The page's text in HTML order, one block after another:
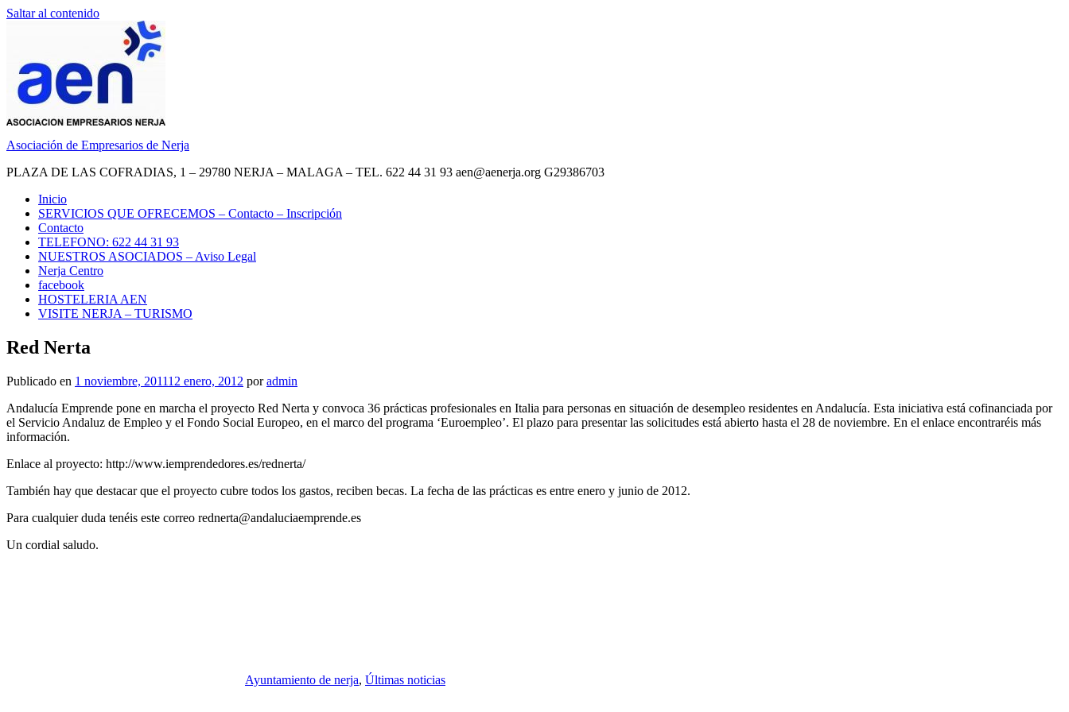
Saltar al contenido
Asociación de Empresarios de Nerja
PLAZA DE LAS COFRADIAS, 1 – 29780 NERJA – MALAGA – TEL. 622 44 31 93 aen@aenerja.org G29386703
Inicio
SERVICIOS QUE OFRECEMOS – Contacto – Inscripción
Contacto
TELEFONO: 622 44 31 93
NUESTROS ASOCIADOS – Aviso Legal
Nerja Centro
facebook
HOSTELERIA AEN
VISITE NERJA – TURISMO
Red Nerta
Publicado en 1 noviembre, 201112 enero, 2012 poradmin
Andalucía Emprende pone en marcha el proyecto Red Nerta y convoca 36 prácticas profesionales en Italia para personas en situación de desempleo residentes en Andalucía. Esta iniciativa está cofinanciada por
el Servicio Andaluz de Empleo y el Fondo Social Europeo, en el marco del programa ‘Euroempleo’. El plazo para presentar las solicitudes está abierto hasta el 28 de noviembre. En el enlace encontraréis más
información.
Enlace al proyecto: http://www.iemprendedores.es/rednerta/
También hay que destacar que el proyecto cubre todos los gastos, reciben becas. La fecha de las prácticas es entre enero y junio de 2012.
Para cualquier duda tenéis este correo rednerta@andaluciaemprende.es
Un cordial saludo.
Ayuntamiento de nerja, Últimas noticias